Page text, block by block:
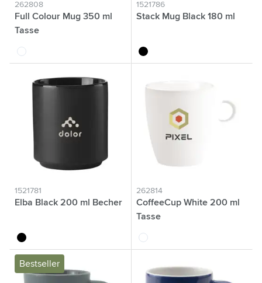
262808
Full Colour Mug 350 ml
Tasse
blanc
1521786
Stack Mug Black 180 ml
noir
1521781
Elba Black 200 ml Becher
noir
262814
CoffeeCup White 200 ml
Tasse
blanc
Bestseller